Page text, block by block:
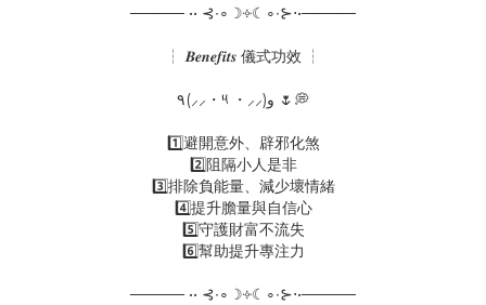
───── •• ⊰∙∘☽༓☾∘∙⊱⋅•─────
┆ 𝑩𝒆𝒏𝒆𝒇𝒊𝒕𝒔 儀式功效 ┆
‎٩(⸝⸝・༥ ・⸝⸝)و 🌷💭
1️⃣避開意外、辟邪化煞
2️⃣阻隔小人是非
3️⃣排除負能量、減少壞情緒
4️⃣提升膽量與自信心
5️⃣守護財富不流失
6️⃣幫助提升專注力
───── •• ⊰∙∘☽༓☾∘∙⊱⋅•─────